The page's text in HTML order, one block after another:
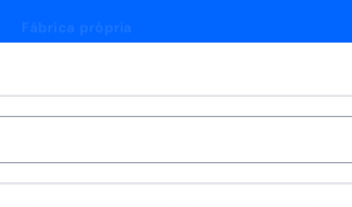
Fábrica própria